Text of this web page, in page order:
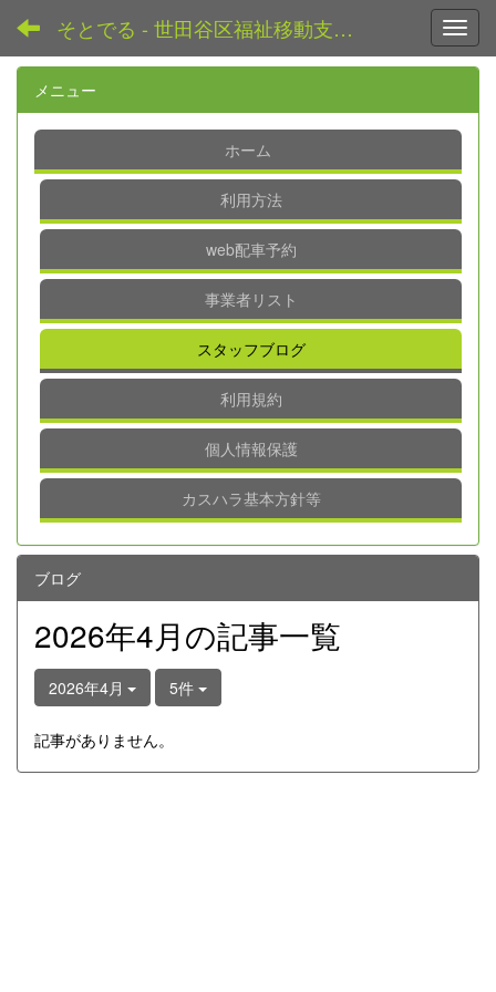
そとでる - 世田谷区福祉移動支援センター
メニュー
ホーム
利用方法
web配車予約
事業者リスト
スタッフブログ
利用規約
個人情報保護
カスハラ基本方針等
ブログ
2026年4月の記事一覧
2026年4月 5件
記事がありません。